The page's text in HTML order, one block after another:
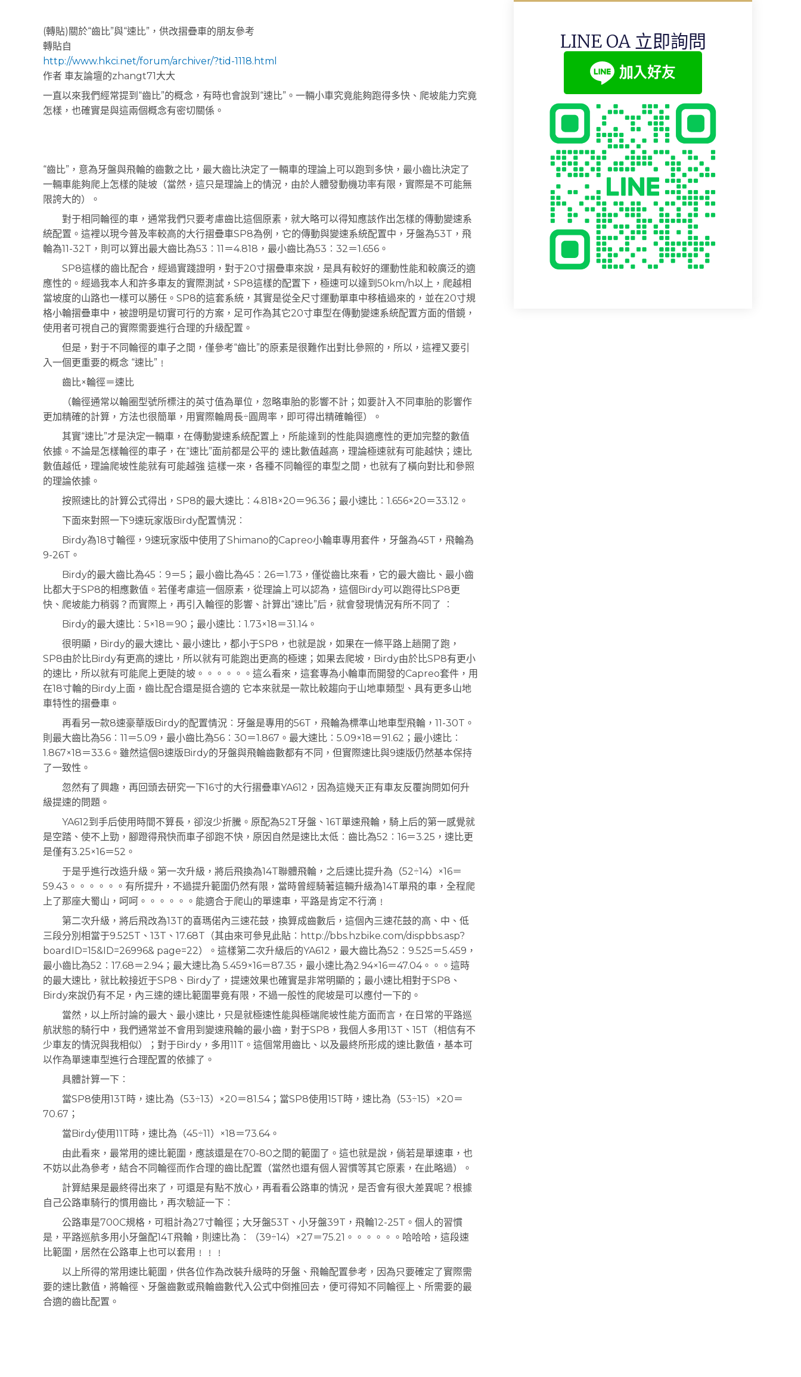
(轉貼)關於“齒比”與“速比”，供改摺疊車的朋友參考
轉貼自
http://www.hkci.net/forum/archiver/?tid-1118.html
作者 車友論壇的zhangt71大大
一直以來我們經常提到“齒比”的概念，有時也會說到“速比”。一輛小車究竟能夠跑得多快、爬坡能力究竟
怎樣，也確實是與這兩個概念有密切關係。
“齒比”，意為牙盤與飛輪的齒數之比，最大齒比決定了一輛車的理論上可以跑到多快，最小齒比決定了
一輛車能夠爬上怎樣的陡坡（當然，這只是理論上的情況，由於人體發動機功率有限，實際是不可能無
限誇大的）。
對于相同輪徑的車，通常我們只要考慮齒比這個原素，就大略可以得知應該作出怎樣的傳動變速系
統配置。這裡以現今普及率較高的大行摺疊車SP8為例，它的傳動與變速系統配置中，牙盤為53T，飛
輪為11-32T，則可以算出最大齒比為53︰11＝4.818，最小齒比為53︰32＝1.656。
SP8這樣的齒比配合，經過實踐證明，對于20寸摺疊車來說，是具有較好的運動性能和較廣泛的適
應性的。經過我本人和許多車友的實際測試，SP8這樣的配置下，極速可以達到50km/h以上，爬越相
當坡度的山路也一樣可以勝任。SP8的這套系統，其實是從全尺寸運動單車中移植過來的，並在20寸規
格小輪摺疊車中，被證明是切實可行的方案，足可作為其它20寸車型在傳動變速系統配置方面的借鏡，
使用者可視自己的實際需要進行合理的升級配置。
但是，對于不同輪徑的車子之間，僅參考“齒比”的原素是很難作出對比參照的，所以，這裡又要引
入一個更重要的概念 “速比”﹗
齒比×輪徑＝速比
（輪徑通常以輪圈型號所標注的英寸值為單位，忽略車胎的影響不計；如要計入不同車胎的影響作
更加精確的計算，方法也很簡單，用實際輪周長÷圓周率，即可得出精確輪徑）。
其實“速比”才是決定一輛車，在傳動變速系統配置上，所能達到的性能與適應性的更加完整的數值
依據。不論是怎樣輪徑的車子，在“速比”面前都是公平的 速比數值越高，理論極速就有可能越快；速比
數值越低，理論爬坡性能就有可能越強 這樣一來，各種不同輪徑的車型之間，也就有了橫向對比和參照
的理論依據。
按照速比的計算公式得出，SP8的最大速比︰4.818×20＝96.36；最小速比︰1.656×20＝33.12。
下面來對照一下9速玩家版Birdy配置情況︰
Birdy為18寸輪徑，9速玩家版中使用了Shimano的Capreo小輪車專用套件，牙盤為45T，飛輪為
9-26T。
Birdy的最大齒比為45︰9＝5；最小齒比為45︰26＝1.73，僅從齒比來看，它的最大齒比、最小齒
比都大于SP8的相應數值。若僅考慮這一個原素，從理論上可以認為，這個Birdy可以跑得比SP8更
快、爬坡能力稍弱？而實際上，再引入輪徑的影響、計算出“速比”后，就會發現情況有所不同了 ︰
Birdy的最大速比︰5×18＝90；最小速比︰1.73×18＝31.14。
很明顯，Birdy的最大速比、最小速比，都小于SP8，也就是說，如果在一條平路上趟開了跑，
SP8由於比Birdy有更高的速比，所以就有可能跑出更高的極速；如果去爬坡，Birdy由於比SP8有更小
的速比，所以就有可能爬上更陡的坡。。。。。。這么看來，這套專為小輪車而開發的Capreo套件，用
在18寸輪的Birdy上面，齒比配合還是挺合適的 它本來就是一款比較趨向于山地車類型、具有更多山地
車特性的摺疊車。
再看另一款8速豪華版Birdy的配置情況︰牙盤是專用的56T，飛輪為標準山地車型飛輪，11-30T。
則最大齒比為56︰11＝5.09，最小齒比為56︰30＝1.867。最大速比︰5.09×18＝91.62；最小速比︰
1.867×18＝33.6。雖然這個8速版Birdy的牙盤與飛輪齒數都有不同，但實際速比與9速版仍然基本保持
了一致性。
忽然有了興趣，再回頭去研究一下16寸的大行摺疊車YA612，因為這幾天正有車友反覆詢問如何升
級提速的問題。
YA612到手后使用時間不算長，卻沒少折騰。原配為52T牙盤、16T單速飛輪，騎上后的第一感覺就
是空踏、使不上勁，腳蹬得飛快而車子卻跑不快，原因自然是速比太低︰齒比為52︰16＝3.25，速比更
是僅有3.25×16＝52。
于是乎進行改造升級。第一次升級，將后飛換為14T聯體飛輪，之后速比提升為（52÷14）×16＝
59.43。。。。。。有所提升，不過提升範圍仍然有限，當時曾經騎著這輛升級為14T單飛的車，全程爬
上了那座大蜀山，呵呵。。。。。。能適合于爬山的單速車，平路是肯定不行滴﹗
第二次升級，將后飛改為13T的喜瑪偌內三速花鼓，換算成齒數后，這個內三速花鼓的高、中、低
三段分別相當于9.525T、13T、17.68T（其由來可參見此貼︰http://bbs.hzbike.com/dispbbs.asp?
boardID=15&ID=26996& page=22）。這樣第二次升級后的YA612，最大齒比為52︰9.525＝5.459，
最小齒比為52︰17.68＝2.94；最大速比為 5.459×16＝87.35，最小速比為2.94×16＝47.04。。。這時
的最大速比，就比較接近于SP8、Birdy了，提速效果也確實是非常明顯的；最小速比相對于SP8、
Birdy來說仍有不足，內三速的速比範圍畢竟有限，不過一般性的爬坡是可以應付一下的。
當然，以上所討論的最大、最小速比，只是就極速性能與極端爬坡性能方面而言，在日常的平路巡
航狀態的騎行中，我們通常並不會用到變速飛輪的最小齒，對于SP8，我個人多用13T、15T（相信有不
少車友的情況與我相似）；對于Birdy，多用11T。這個常用齒比、以及最終所形成的速比數值，基本可
以作為單速車型進行合理配置的依據了。
具體計算一下︰
當SP8使用13T時，速比為（53÷13）×20＝81.54；當SP8使用15T時，速比為（53÷15）×20＝
70.67；
當Birdy使用11T時，速比為（45÷11）×18＝73.64。
由此看來，最常用的速比範圍，應該還是在70-80之間的範圍了。這也就是說，倘若是單速車，也
不妨以此為參考，結合不同輪徑而作合理的齒比配置（當然也還有個人習慣等其它原素，在此略過）。
計算結果是最終得出來了，可還是有點不放心，再看看公路車的情況，是否會有很大差異呢？根據
自己公路車騎行的慣用齒比，再次驗証一下︰
公路車是700C規格，可粗計為27寸輪徑；大牙盤53T、小牙盤39T，飛輪12-25T。個人的習慣
是，平路巡航多用小牙盤配14T飛輪，則速比為︰（39÷14）×27＝75.21。。。。。。哈哈哈，這段速
比範圍，居然在公路車上也可以套用﹗﹗﹗
以上所得的常用速比範圍，供各位作為改裝升級時的牙盤、飛輪配置參考，因為只要確定了實際需
要的速比數值，將輪徑、牙盤齒數或飛輪齒數代入公式中倒推回去，便可得知不同輪徑上、所需要的最
合適的齒比配置。
LINE OA 立即詢問